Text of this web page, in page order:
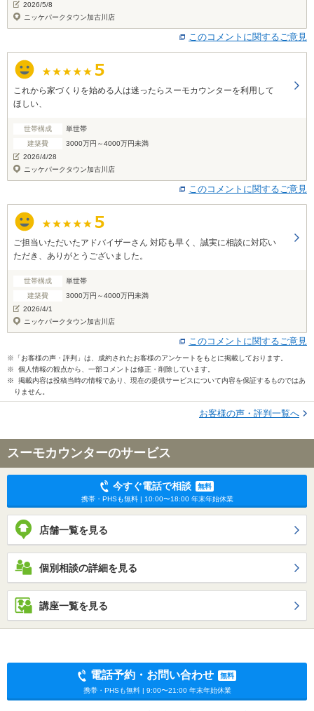
2026/5/8
ニッケパークタウン加古川店
このコメントに関するご意見
これから家づくりを始める人は迷ったらスーモカウンターを利用して
ほしい、
世帯構成
単世帯
建築費
3000万円～4000万円未満
2026/4/28
ニッケパークタウン加古川店
このコメントに関するご意見
ご担当いただいたアドバイザーさん 対応も早く、誠実に相談に対応い
ただき、ありがとうございました。
世帯構成
単世帯
建築費
3000万円～4000万円未満
2026/4/1
ニッケパークタウン加古川店
このコメントに関するご意見
※「お客様の声・評判」は、成約されたお客様のアンケートをもとに掲載しております。
※ 個人情報の観点から、一部コメントは修正・削除しています。
※ 掲載内容は投稿当時の情報であり、現在の提供サービスについて内容を保証するものではあ
りません。
お客様の声・評判一覧へ
スーモカウンターのサービス
今すぐ電話で相談
無料
携帯・PHSも無料 | 10:00〜18:00 年末年始休業
店舗一覧を見る
個別相談の詳細を見る
講座一覧を見る
電話予約・お問い合わせ
無料
携帯・PHSも無料 | 9:00〜21:00 年末年始休業